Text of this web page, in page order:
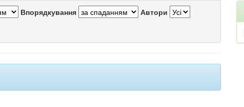
Впорядкування Автори